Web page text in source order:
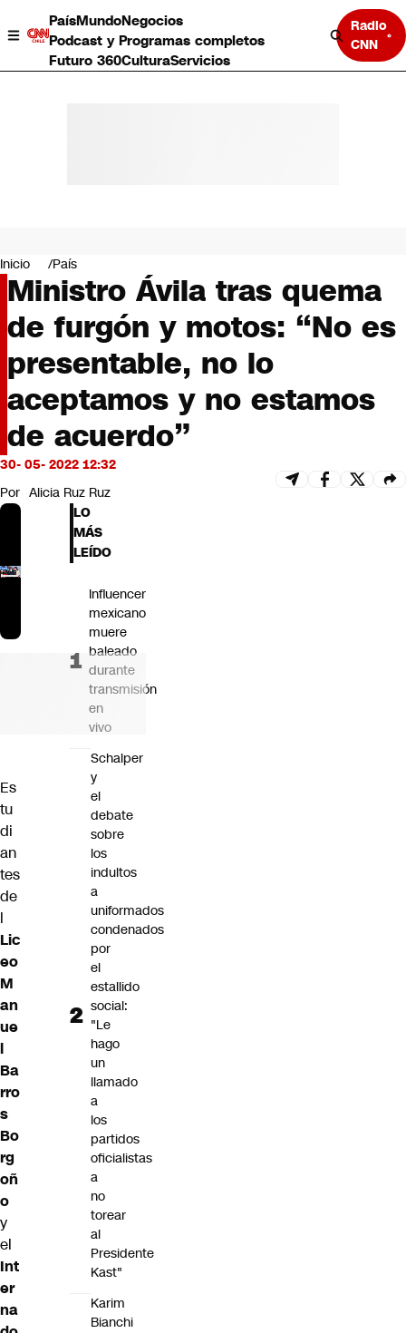
PaísMundoNegocios
Podcast y Programas completos
Futuro 360CulturaServicios
Radio
CNN
Negocios
Deportes
Programas completos
Cultura
Servicios
Bits
CNN tiempo
Futuro 360
Opinión
Inicio País
Ministro Ávila tras quema
de furgón y motos: “No es
presentable, no lo
aceptamos y no estamos
de acuerdo”
30- 05- 2022 12:32
Por Alicia Ruz Ruz
Es
tu
di
an
tes
de
l
Lic
eo
M
an
ue
l
Ba
rro
s
Bo
rg
oñ
o
y
el
Int
er
na
LO
MÁS
LEÍDO
Influencer
mexicano
muere
baleado
durante
transmisión
en
vivo
Schalper
y
el
debate
sobre
los
indultos
a
uniformados
condenados
por
el
estallido
social:
"Le
hago
un
llamado
a
los
partidos
oficialistas
a
no
torear
al
Presidente
Kast"
Karim
Bianchi